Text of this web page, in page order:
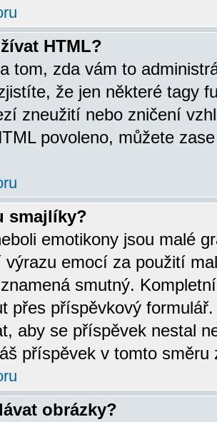
HTML?
tom, zda vám to
že jen některé tagy
zneužití nebo zničení
povoleno, můžete
smajlíky?
emotikony jsou malé
výrazu emocí za použití
smutný.
přes příspěvkový
aby se příspěvek nestal
příspěvek v tomto směru
obrázky?